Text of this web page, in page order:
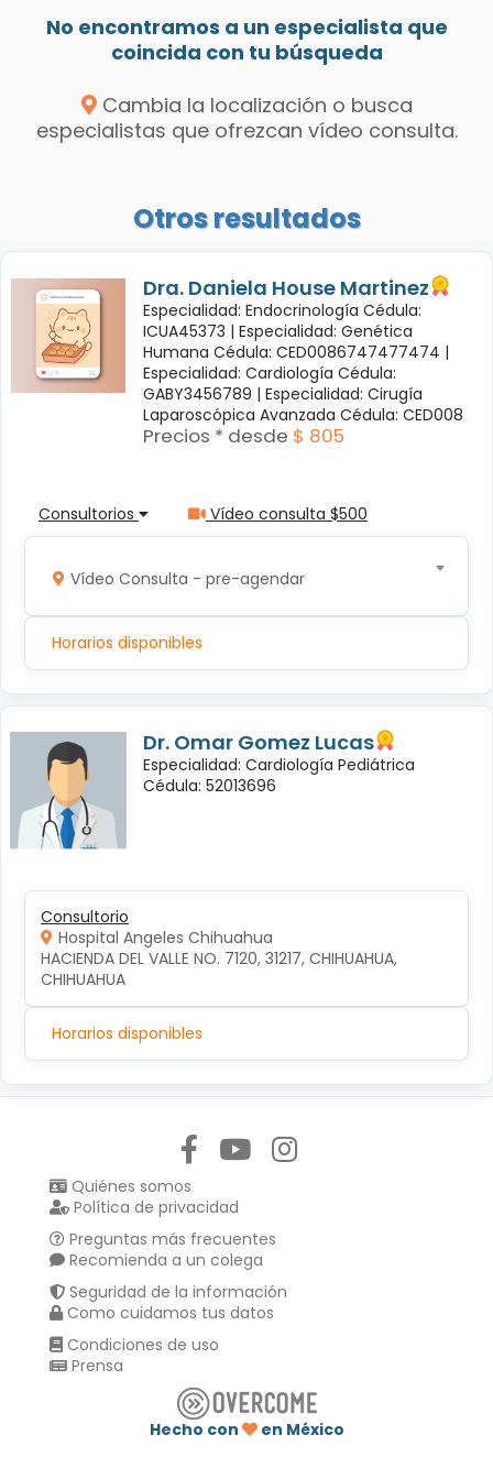
No encontramos a un especialista que
coincida con tu búsqueda
Cambia la localización o busca
especialistas que ofrezcan vídeo consulta.
Otros resultados
Dra. Daniela House Martinez
Especialidad: Endocrinología Cédula:
ICUA45373 | Especialidad: Genética
Humana Cédula: CED0086747477474 |
Especialidad: Cardiología Cédula:
GABY3456789 | Especialidad: Cirugía
Laparoscópica Avanzada Cédula: CED008
Precios * desde $ 805
Consultorios Vídeo consulta $500
Vídeo Consulta - pre-agendar
Horarios disponibles
Dr. Omar Gomez Lucas
Especialidad: Cardiología Pediátrica
Cédula: 52013696
Consultorio
Hospital Angeles Chihuahua
HACIENDA DEL VALLE NO. 7120, 31217, CHIHUAHUA,
CHIHUAHUA
Horarios disponibles
Quiénes somos
Política de privacidad
Preguntas más frecuentes
Recomienda a un colega
Seguridad de la información
Como cuidamos tus datos
Condiciones de uso
Prensa
Hecho con
en México